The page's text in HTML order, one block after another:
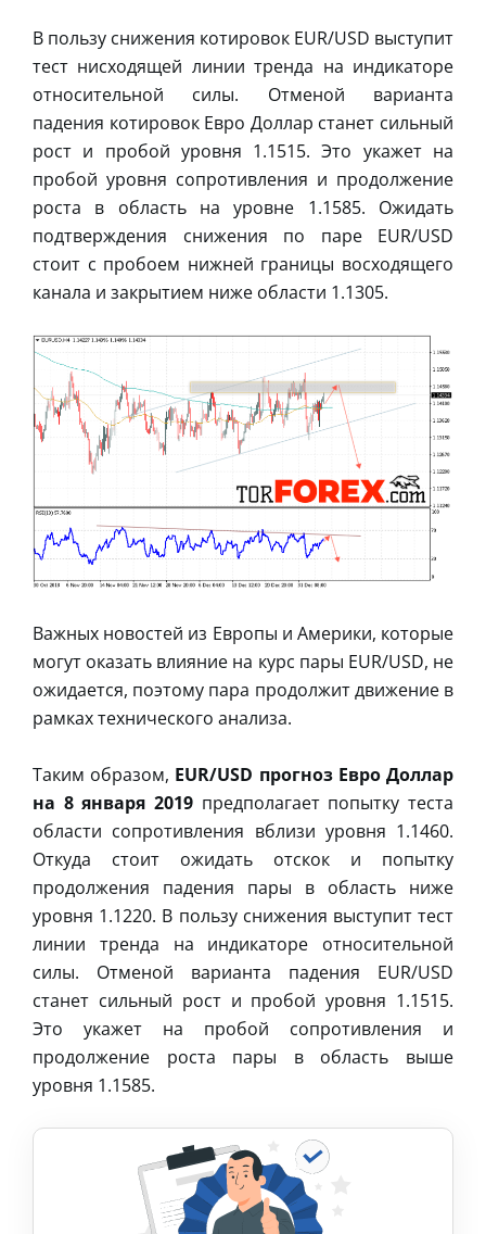
В пользу снижения котировок EUR/USD выступит
тест нисходящей линии тренда на индикаторе
относительной силы. Отменой варианта
падения котировок Евро Доллар станет сильный
рост и пробой уровня 1.1515. Это укажет на
пробой уровня сопротивления и продолжение
роста в область на уровне 1.1585. Ожидать
подтверждения снижения по паре EUR/USD
стоит с пробоем нижней границы восходящего
канала и закрытием ниже области 1.1305.
Важных новостей из Европы и Америки, которые
могут оказать влияние на курс пары EUR/USD, не
ожидается, поэтому пара продолжит движение в
рамках технического анализа.
Таким образом, EUR/USD прогноз Евро Доллар
на 8 января 2019 предполагает попытку теста
области сопротивления вблизи уровня 1.1460.
Откуда стоит ожидать отскок и попытку
продолжения падения пары в область ниже
уровня 1.1220. В пользу снижения выступит тест
линии тренда на индикаторе относительной
силы. Отменой варианта падения EUR/USD
станет сильный рост и пробой уровня 1.1515.
Это укажет на пробой сопротивления и
продолжение роста пары в область выше
уровня 1.1585.